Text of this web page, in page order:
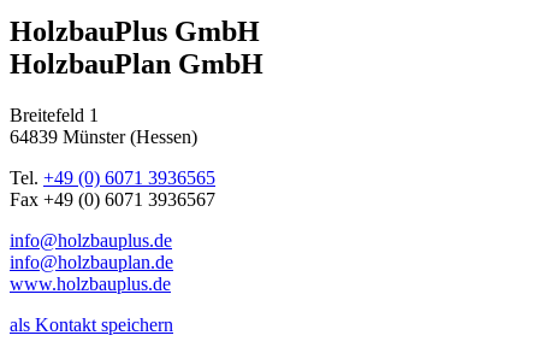
HolzbauPlus GmbH
HolzbauPlan GmbH
Breitefeld 1
64839 Münster (Hessen)
Tel. +49 (0) 6071 3936565
Fax +49 (0) 6071 3936567
info@holzbauplus.de
info@holzbauplan.de
www.holzbauplus.de
als Kontakt speichern